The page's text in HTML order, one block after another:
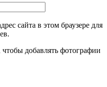
сайта в этом браузере для
добавлять фотографии